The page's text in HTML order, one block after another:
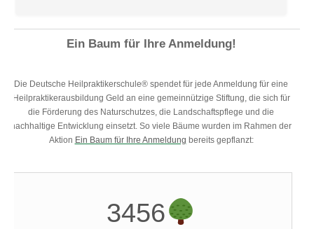
Ein Baum für Ihre Anmeldung!
Die Deutsche Heilpraktikerschule® spendet für jede Anmeldung für eine
Heilpraktikerausbildung Geld an eine gemeinnützige Stiftung, die sich für
die Förderung des Naturschutzes, die Landschaftspflege und die
nachhaltige Entwicklung einsetzt. So viele Bäume wurden im Rahmen der
Aktion Ein Baum für Ihre Anmeldung bereits gepflanzt:
3456